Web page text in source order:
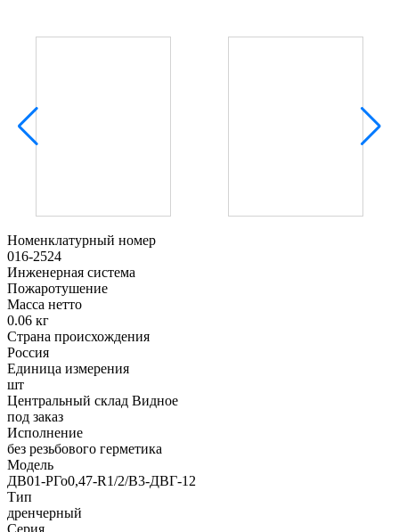
Номенклатурный номер
016-2524
Инженерная система
Пожаротушение
Масса нетто
0.06 кг
Страна происхождения
Россия
Единица измерения
шт
Центральный склад Видное
под заказ
Исполнение
без резьбового герметика
Модель
ДВ01-РГо0,47-R1/2/В3-ДВГ-12
Тип
дренчерный
Серия